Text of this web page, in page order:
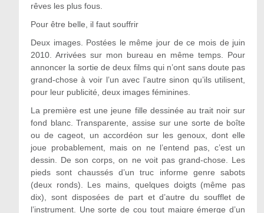
rêves les plus fous.
Pour être belle, il faut souffrir
Deux images. Postées le même jour de ce mois de juin
2010. Arrivées sur mon bureau en même temps. Pour
annoncer la sortie de deux films qui n’ont sans doute pas
grand-chose à voir l’un avec l’autre sinon qu’ils utilisent,
pour leur publicité, deux images féminines.
La première est une jeune fille dessinée au trait noir sur
fond blanc. Transparente, assise sur une sorte de boîte
ou de cageot, un accordéon sur les genoux, dont elle
joue probablement, mais on ne l’entend pas, c’est un
dessin. De son corps, on ne voit pas grand-chose. Les
pieds sont chaussés d’un truc informe genre sabots
(deux ronds). Les mains, quelques doigts (même pas
dix), sont disposées de part et d’autre du soufflet de
l’instrument. Une sorte de cou tout maigre émerge d’un